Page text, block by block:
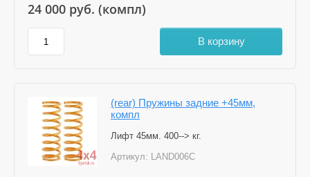
24 000 руб. (компл)
В корзину
(rear) Пружины задние +45мм,
компл
Лифт 45мм. 400--> кг.
Артикул: LAND006C